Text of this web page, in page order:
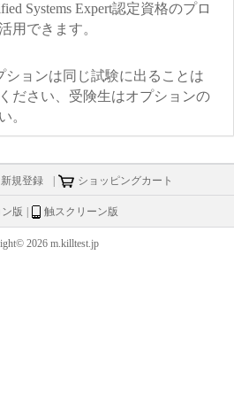
Systems Expert認定資格のプロ
用できます。
ションは同じ試験に出ることは
ださい、受険生はオプションの
。
新規登録 ショッピングカート
版 触スクリーン版
2026 m.killtest.jp